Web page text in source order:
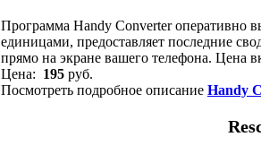
Программа Handy Converter оперативно
единицами, предоставляет последние
прямо на экране вашего телефона. Цена
Цена: 195 руб.
Посмотреть подробное описание Handy